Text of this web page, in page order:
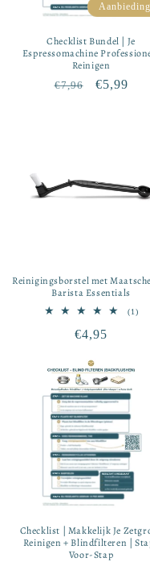
Aanbieding
Checklist Bundel | Je
Espressomachine
Reinigen
Normale
€7,96 €5,99
Reinigingsborstel met
Barista Essentials
(1)1
Normale
€4,95
Checklist | Makkelijk Je
Reinigen + Blindfilteren |
Voor-Stap